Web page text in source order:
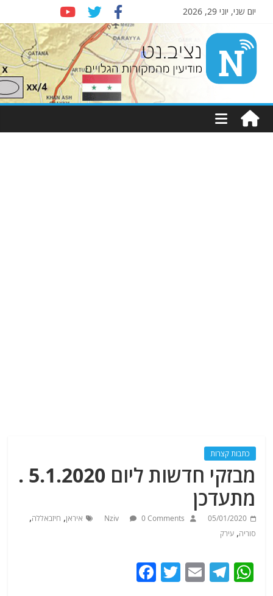
יום שני, יוני 29, 2026
Nziv.net
מודיעין
מהמקורות
כתבות קצרות
מבזקי חדשות ליום 5.1.2020 .
מתעדכן
05/01/2020
Nziv 0 Comments איראן, חיזבאללה,
סוריה,עירק
W
T
E
T